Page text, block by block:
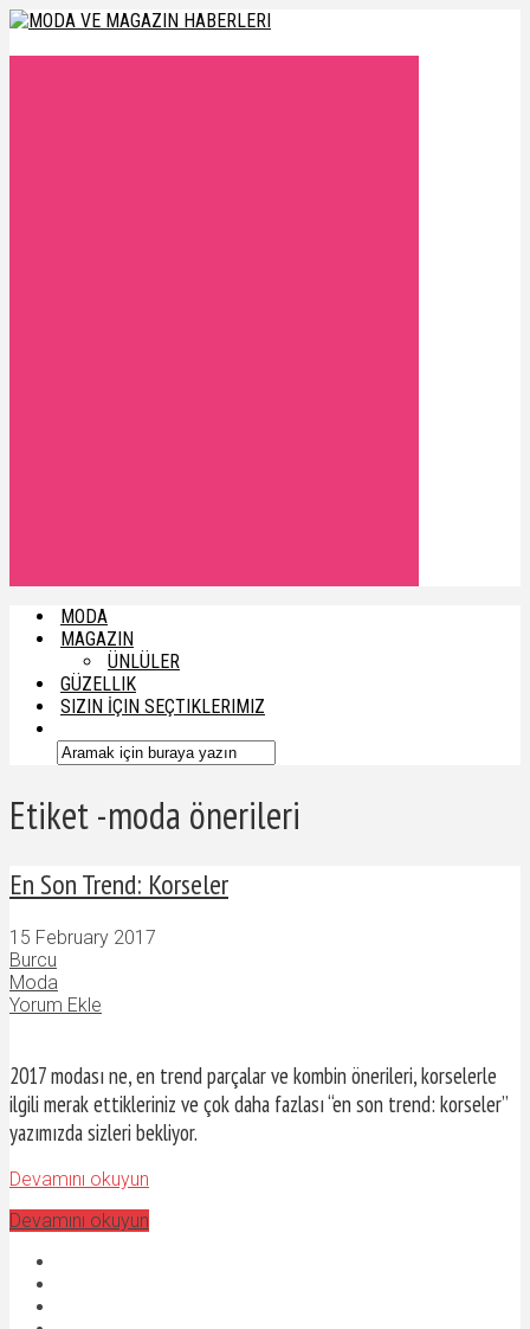
MODA
MAGAZIN
ÜNLÜLER
GÜZELLIK
SIZIN İÇIN SEÇTIKLERIMIZ
Etiket -moda önerileri
En Son Trend: Korseler
15 February 2017
Burcu
Moda
Yorum Ekle
2017 modası ne, en trend parçalar ve kombin önerileri, korselerle
ilgili merak ettikleriniz ve çok daha fazlası “en son trend: korseler”
yazımızda sizleri bekliyor.
Devamını okuyun
Devamını okuyun